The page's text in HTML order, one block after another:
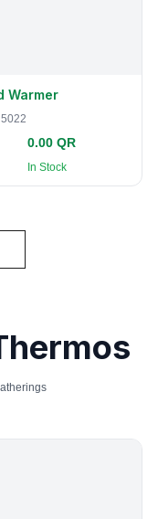
Warmer
5022
0.00 QR
In Stock